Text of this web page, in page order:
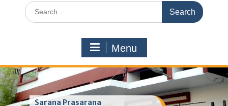
Search
for:
Menu
Sarana Prasarana